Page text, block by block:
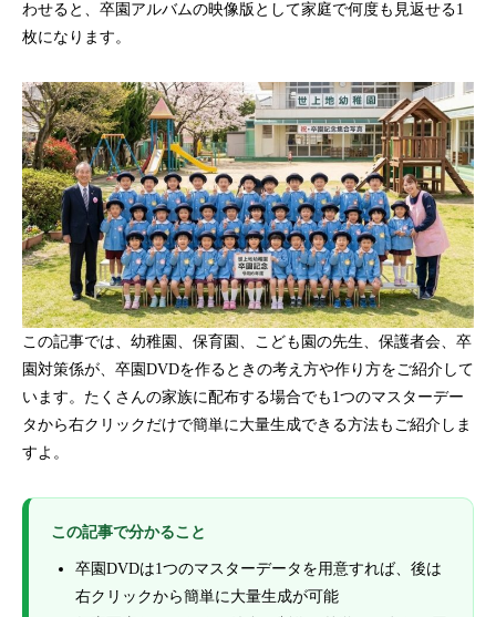
わせると、卒園アルバムの映像版として家庭で何度も見返せる1
枚になります。
この記事では、幼稚園、保育園、こども園の先生、保護者会、卒
園対策係が、卒園DVDを作るときの考え方や作り方をご紹介して
います。たくさんの家族に配布する場合でも1つのマスターデー
タから右クリックだけで簡単に大量生成できる方法もご紹介しま
すよ。
この記事で分かること
卒園DVDは1つのマスターデータを用意すれば、後は
右クリックから簡単に大量生成が可能